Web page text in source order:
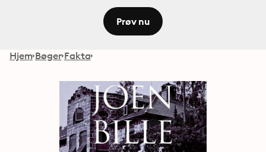
Prøv nu
Hjem Bøger Fakta